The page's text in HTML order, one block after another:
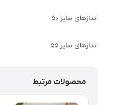
اندازهای سایز ۵۰
اندازهای سایز ۵۵
محصولات مرتبط